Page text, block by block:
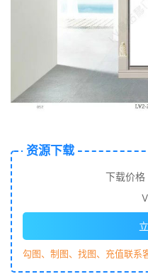
资源下载
下载价格
勾图、制图、找图、充值联